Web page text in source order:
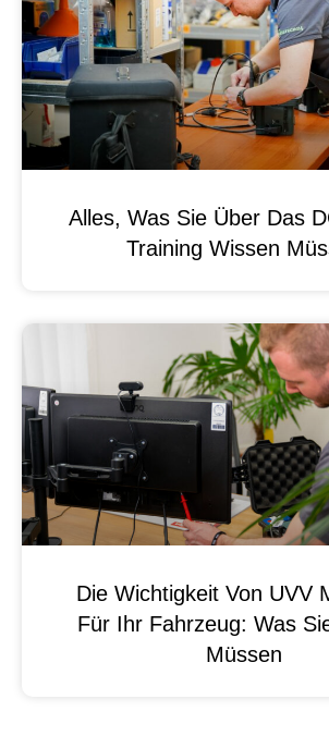
Alles, Was Sie Über Das
Training Wissen
Die Wichtigkeit Von UVV
Für Ihr Fahrzeug: Was
Müssen